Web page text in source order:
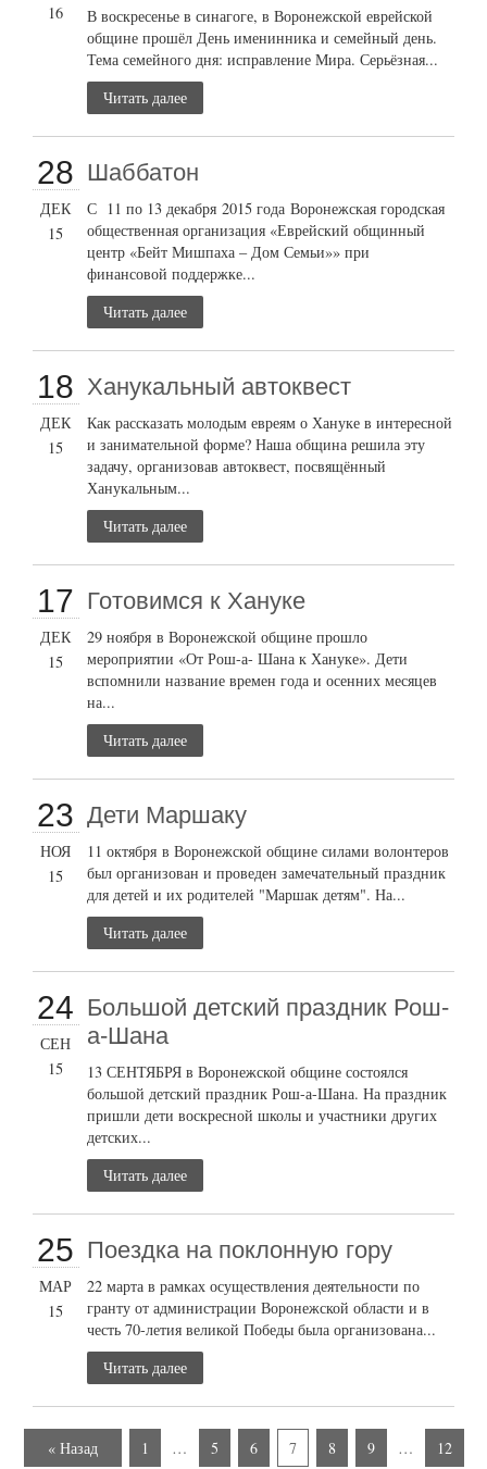
16
В воскресенье в синагоге, в Воронежской еврейской
общине прошёл День именинника и семейный день.
Тема семейного дня: исправление Мира. Серьёзная...
Читать далее
28
ДЕК
15
Шаббатон
С 11 по 13 декабря 2015 года Воронежская городская
общественная организация «Еврейский общинный
центр «Бейт Мишпаха – Дом Семьи»» при
финансовой поддержке...
Читать далее
18
ДЕК
15
Ханукальный автоквест
Как рассказать молодым евреям о Хануке в интересной
и занимательной форме? Наша община решила эту
задачу, организовав автоквест, посвящённый
Ханукальным...
Читать далее
17
ДЕК
15
Готовимся к Хануке
29 ноября в Воронежской общине прошло
мероприятии «От Рош-а- Шана к Хануке». Дети
вспомнили название времен года и осенних месяцев
на...
Читать далее
23
НОЯ
15
Дети Маршаку
11 октября в Воронежской общине силами волонтеров
был организован и проведен замечательный праздник
для детей и их родителей "Маршак детям". На...
Читать далее
24
СЕН
15
Большой детский праздник Рош-
а-Шана
13 СЕНТЯБРЯ в Воронежской общине состоялся
большой детский праздник Рош-а-Шана. На праздник
пришли дети воскресной школы и участники других
детских...
Читать далее
25
МАР
15
Поездка на поклонную гору
22 марта в рамках осуществления деятельности по
гранту от администрации Воронежской области и в
честь 70-летия великой Победы была организована...
Читать далее
« Назад 1 … 5 6 7 8 9 … 12